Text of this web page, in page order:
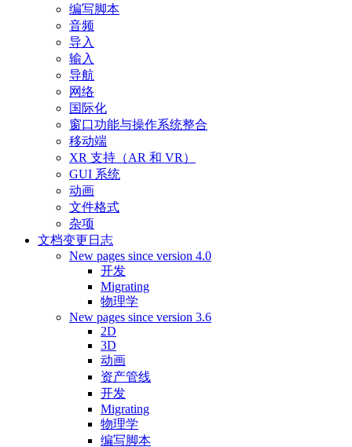
编写脚本
音频
导入
输入
导航
网络
国际化
窗口功能与操作系统整合
移动端
XR 支持（AR 和 VR）
GUI 系统
动画
文件格式
杂项
文档变更日志
New pages since version 4.0
开发
Migrating
物理学
New pages since version 3.6
2D
3D
动画
资产管线
开发
Migrating
物理学
编写脚本